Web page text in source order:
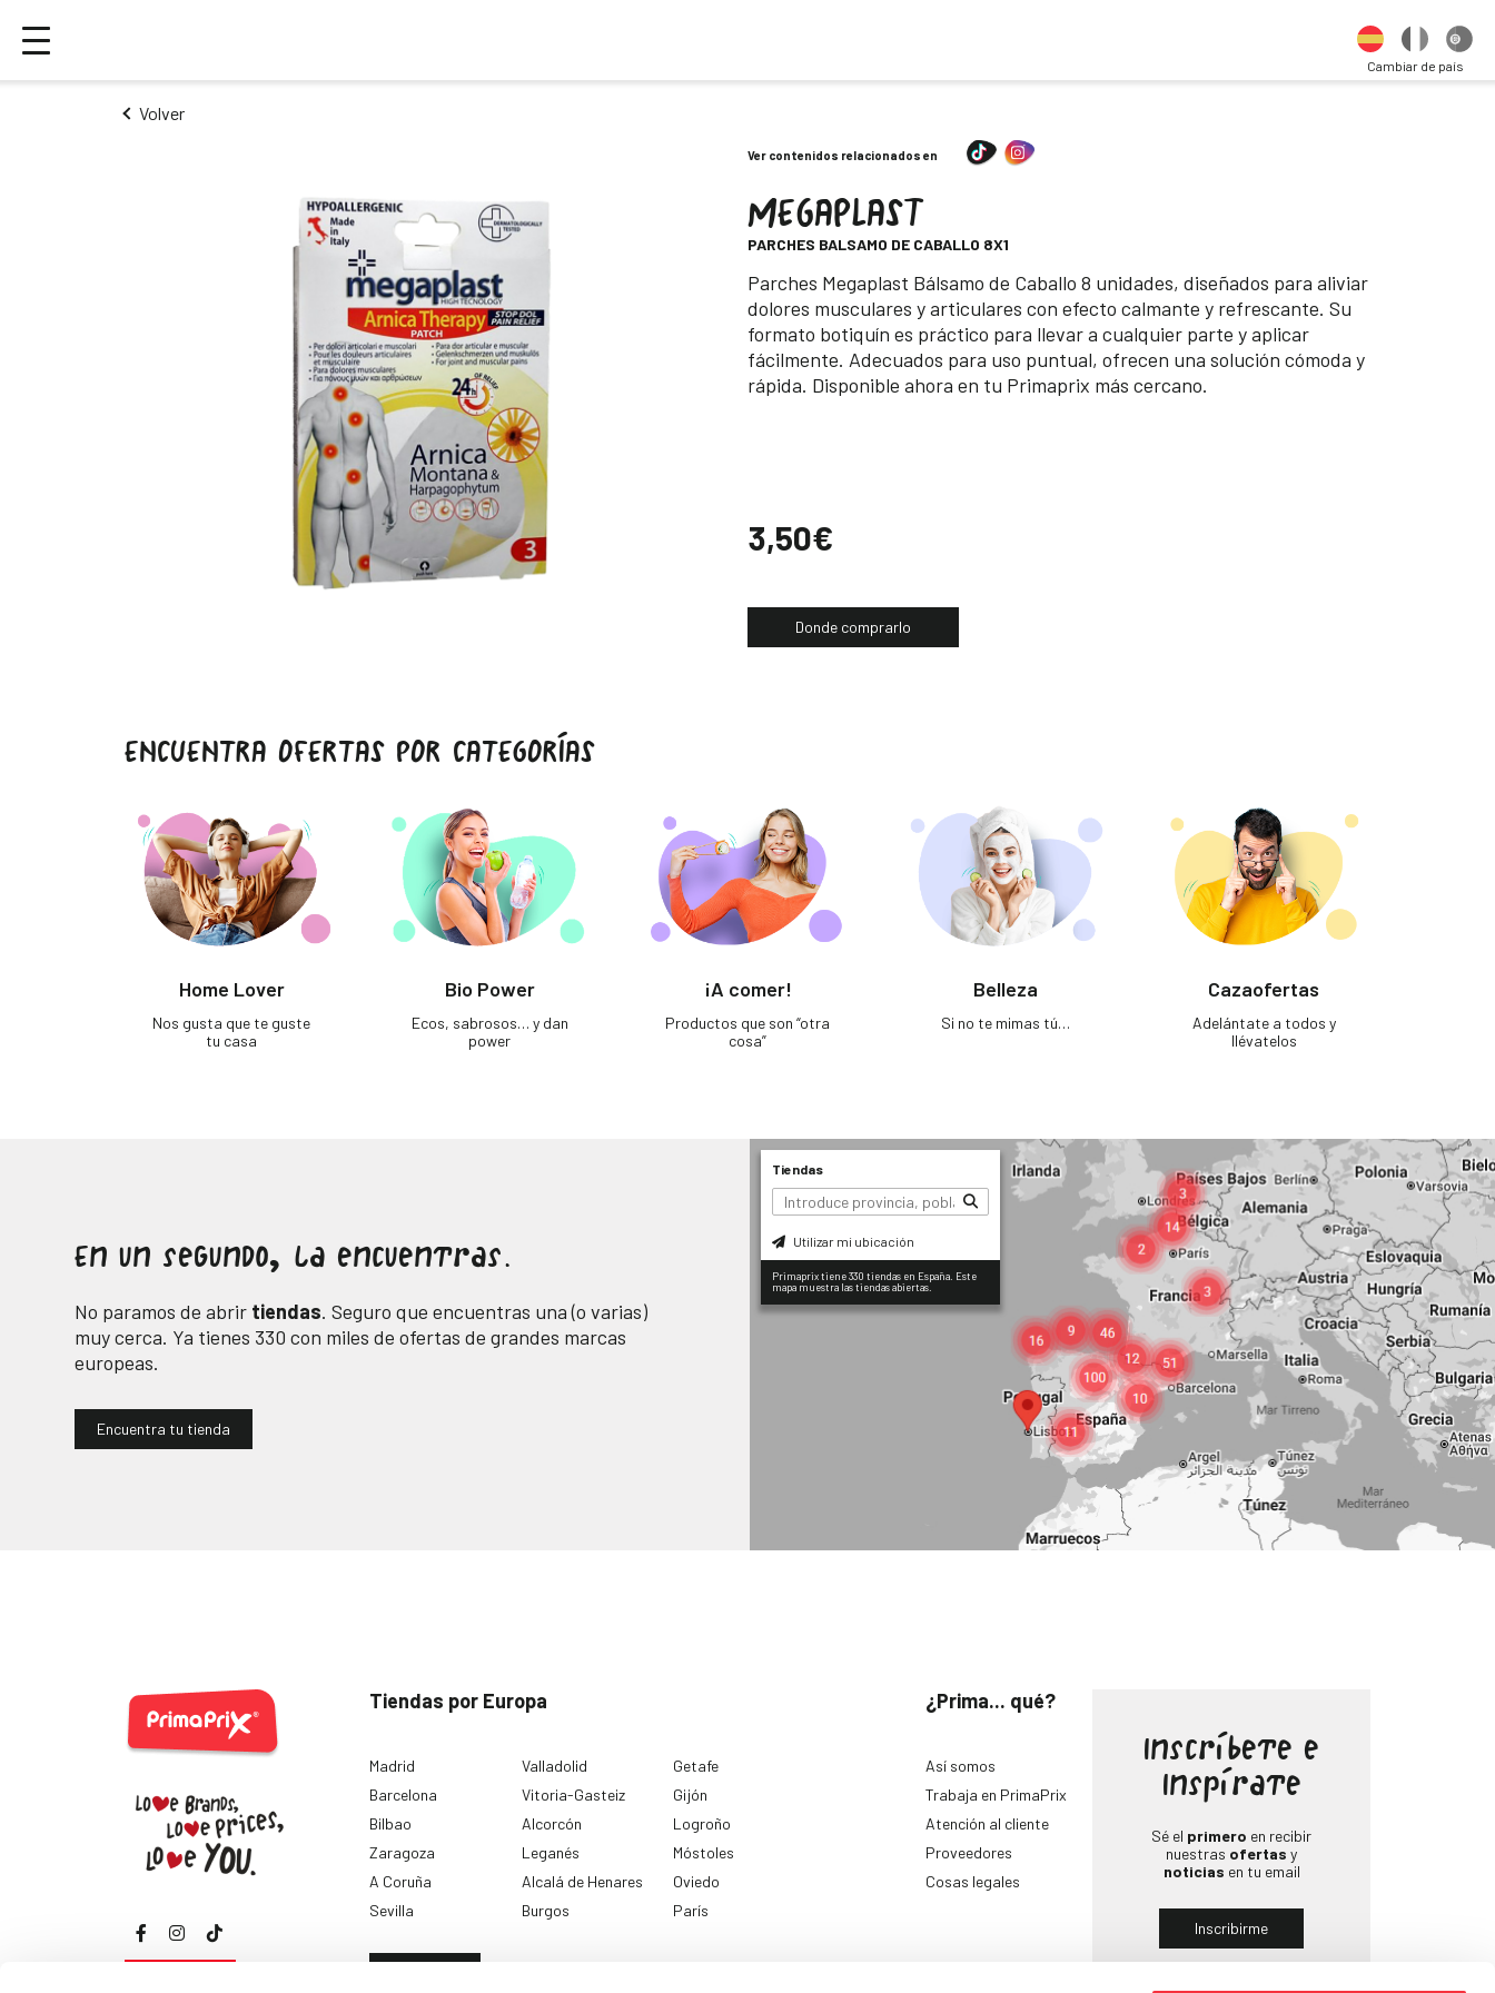
Cambiar de país
Volver
Ver contenidos relacionados en
MEGAPLAST-
PARCHES BALSAMO DE CABALLO 8X1
Descripción
Parches Megaplast Bálsamo de Caballo 8 unidades, diseñados para aliviar
dolores musculares y articulares con efecto calmante y refrescante. Su
formato botiquín es práctico para llevar a cualquier parte y aplicar
fácilmente. Adecuados para uso puntual, ofrecen una solución cómoda y
rápida. Disponible ahora en tu Primaprix más cercano.
Precio
3,50€
Donde comprarlo
ENCUENTRA OFERTAS POR CATEGORÍAS
Home Lover
Nos gusta que te guste
tu casa
Bio Power
Ecos, sabrosos… y dan
power
¡A comer!
Productos que son “otra
cosa”
Belleza
Si no te mimas tú…
Cazaofertas
Adelántate a todos y
llévatelos
En un segundo, la encuentras.
No paramos de abrir tiendas. Seguro que encuentras una (o varias)
muy cerca. Ya tienes 330 con miles de ofertas de grandes marcas
europeas.
Encuentra tu tienda
Tiendas
Utilizar mi ubicación
Primaprix tiene 330 tiendas en España. Este
mapa muestra las tiendas abiertas.
Tiendas por Europa
Madrid
Barcelona
Bilbao
Zaragoza
A Coruña
Sevilla
Valladolid
Vitoria-Gasteiz
Alcorcón
Leganés
Alcalá de Henares
Burgos
Getafe
Gijón
Logroño
Móstoles
Oviedo
París
¿Prima... qué?
Así somos
Trabaja en PrimaPrix
Atención al cliente
Proveedores
Cosas legales
Inscríbete e
Inspírate
Sé el primero en recibir
nuestras ofertas y
noticias en tu email
Inscribirme